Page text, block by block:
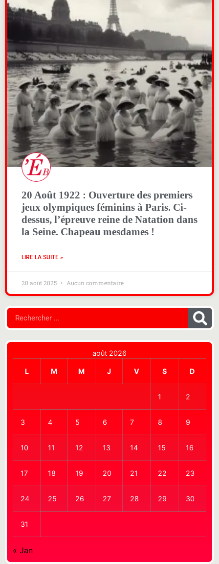
20 Août 1922 : Ouverture des premiers
jeux olympiques féminins à Paris. Ci-
dessus, l’épreuve reine de Natation dans
la Seine. Chapeau mesdames !
LIRE LA SUITE »
20 août 2025 Aucun commentaire
août 2026
L M M J V S D
1 2
3 4 5 6 7 8 9
10 11 12 13 14 15 16
17 18 19 20 21 22 23
24 25 26 27 28 29 30
31
« Jan